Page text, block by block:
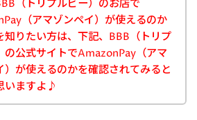
（トリプルビー）のお店で
（アマゾンペイ）が使えるのか
知りたい方は、下記、BBB（トリプ
の公式サイトでAmazonPay（アマ
）が使えるのかを確認されてみると
いますよ♪